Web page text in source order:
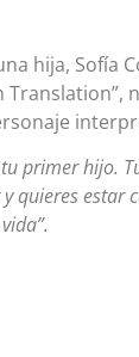
hija, Sofía
primer hijo.
quieres estar